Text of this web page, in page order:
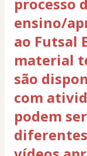
ensino/
ao Futsal
material
são
com
podem